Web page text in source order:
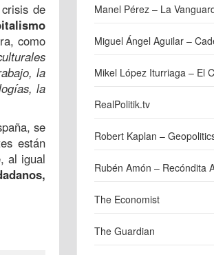
de
como
la
la
se
están
al igual
Manel Pérez – La
Miguel Ángel Aguilar –
Mikel López Iturriaga – El
RealPolitik.tv
Robert Kaplan –
Rubén Amón – Recóndita
The Economist
The Guardian